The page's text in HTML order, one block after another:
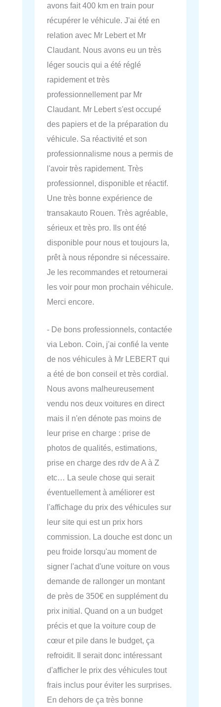
avons fait 400 km en train pour
récupérer le véhicule. J'ai été en
relation avec Mr Lebert et Mr
Claudant. Nous avons eu un très
léger soucis qui a été réglé
rapidement et très
professionnellement par Mr
Claudant. Mr Lebert s'est occupé
des papiers et de la préparation du
véhicule. Sa réactivité et son
professionnalisme nous a permis de
l'avoir très rapidement. Très
professionnel, disponible et réactif.
Une très bonne expérience de
transakauto Rouen. Très agréable,
sérieux et très pro. Ils ont été
disponible pour nous et toujours la,
prêt à nous répondre si nécessaire.
Je les recommandes et retournerai
les voir pour mon prochain véhicule.
Merci encore.
- De bons professionnels, contactée
via Lebon. Coin, j'ai confié la vente
de nos véhicules à Mr LEBERT qui
a été de bon conseil et très cordial.
Nous avons malheureusement
vendu nos deux voitures en direct
mais il n'en dénote pas moins de
leur prise en charge : prise de
photos de qualités, estimations,
prise en charge des rdv de A à Z
etc… La seule chose qui serait
éventuellement à améliorer est
l'affichage du prix des véhicules sur
leur site qui est un prix hors
commission. La douche est donc un
peu froide lorsqu'au moment de
signer l'achat d'une voiture on vous
demande de rallonger un montant
de près de 350€ en supplément du
prix initial. Quand on a un budget
précis et que la voiture coup de
cœur et pile dans le budget, ça
refroidit. Il serait donc intéressant
d'afficher le prix des véhicules tout
frais inclus pour éviter les surprises.
En dehors de ça très bonne